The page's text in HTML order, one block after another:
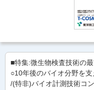
■特集:微生物検査技術の最
○10年後のバイオ分野を
/(特非)バイオ計測技術コ